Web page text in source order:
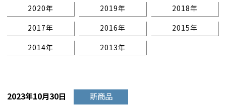
2020年
2019年
2018年
2017年
2016年
2015年
2014年
2013年
2023年10月30日 新商品